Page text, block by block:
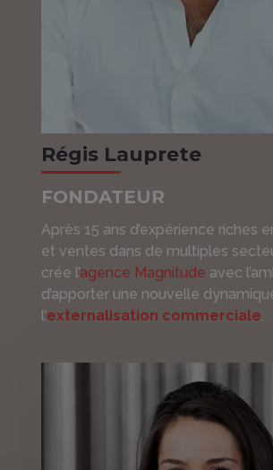
Régis Lauprete
FONDATEUR
Après 15 ans d’expérience riches
et ventes dans de multiples
crée l’agence Magnitude avec
d’apporter une nouvelle
l’externalisation commerciale.